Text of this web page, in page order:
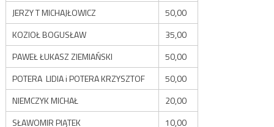
JERZY T MICHAJŁOWICZ
50,00
KOZIOŁ BOGUSŁAW
35,00
PAWEŁ ŁUKASZ ZIEMIAŃSKI
50,00
POTERA LIDIA i POTERA KRZYSZTOF
50,00
NIEMCZYK MICHAŁ
20,00
SŁAWOMIR PIĄTEK
10,00